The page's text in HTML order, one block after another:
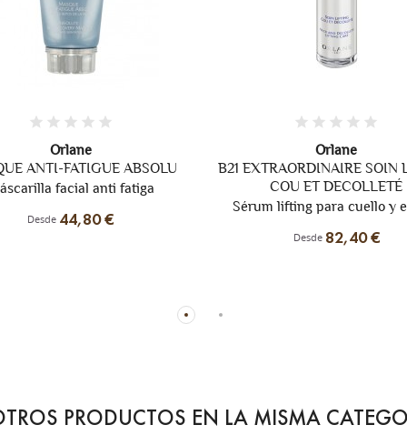
Orlane
SOIN LIFTING
COU ET DECOLLETÉ
Orlane
SOIN ANTIRIDES
CONTOUR DES YEUX
Cuidado para el contorno
PRODUCTOS EN LA MISMA